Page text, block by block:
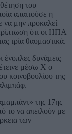
του
απαιτούσε η
να μην προκαλεί
ότι οι ΗΠΑ
τρία θαυμαστικά.
ένοπλες δυνάμεις
μέσω X ο
κοινοβουλίου της
της 17ης
το να απειλούν με
των